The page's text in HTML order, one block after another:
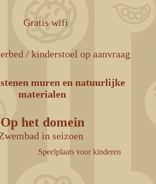
wifi
/ kinderstoel op aanvraag
muren en natuurlijke
materialen
Op het domein
in seizoen
Speelplaats voor kinderen